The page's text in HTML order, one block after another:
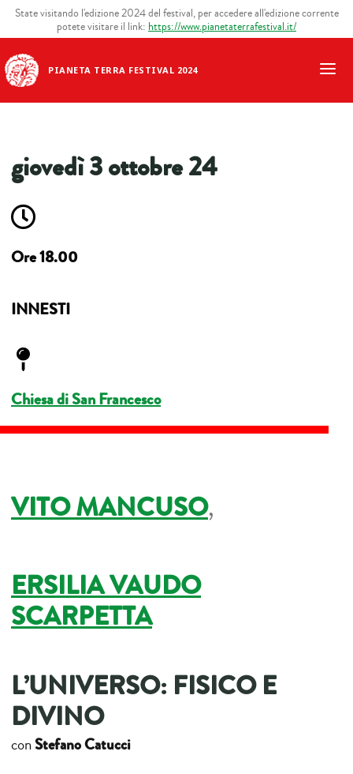
PIANETA TERRA FESTIVAL 2024
State visitando l'edizione 2024 del festival, per accedere all'edizione corrente
potete visitare il link: https://www.pianetaterrafestival.it/
giovedì 3 ottobre 24
Ore 18.00
INNESTI
Chiesa di San Francesco
VITO MANCUSO,
ERSILIA VAUDO
SCARPETTA
L’UNIVERSO: FISICO E
DIVINO
conStefano Catucci